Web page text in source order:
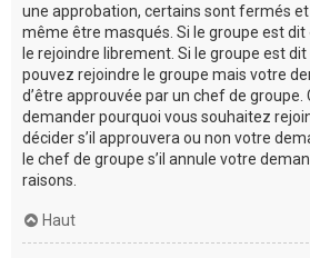
une approbation, certains sont fermés
même être masqués. Si le groupe est dit
le rejoindre librement. Si le groupe est
pouvez rejoindre le groupe mais votre
d’être approuvée par un chef de groupe.
demander pourquoi vous souhaitez
décider s’il approuvera ou non votre
le chef de groupe s’il annule votre
raisons.
Haut